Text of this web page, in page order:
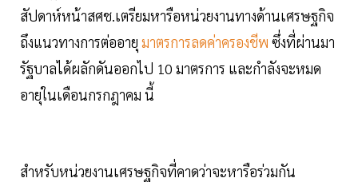
สัปดาห์หน้าสศช.เตรียมหารือหน่วยงานทางด้านเศรษฐกิจ
ถึงแนวทางการต่ออายุ มาตรการลดค่าครองชีพ ซึ่งที่ผ่านมา
รัฐบาลได้ผลักดันออกไป 10 มาตรการ และกำลังจะหมด
อายุในเดือนกรกฎาคม นี้
สำหรับหน่วยงานเศรษฐกิจที่คาดว่าจะหารือร่วมกัน